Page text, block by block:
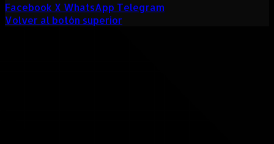
Facebook X WhatsApp Telegram
Volver al botón superior